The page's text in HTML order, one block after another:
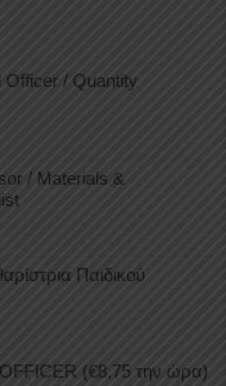
Officer / Quantity
/ Materials &
Παιδικού
OFFICER (€8,75 την ώρα)